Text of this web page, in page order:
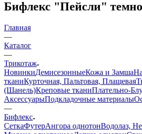
Бифлекс "Пейсли"
Главная
—
Каталог
—
Трикотаж
НовинкиДемисезонныеКожа и Замша
тканиКурточная, Пальтовая, Плащевая
(Шанель)Креповые тканиПлательно-
АксессуарыПодкладочные материалы
—
Бифлекс
СеткаФутерАнгора однотонВодолаз,